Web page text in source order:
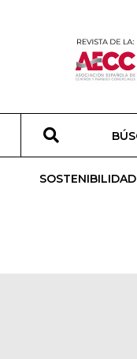
SOSTENIBILIDAD